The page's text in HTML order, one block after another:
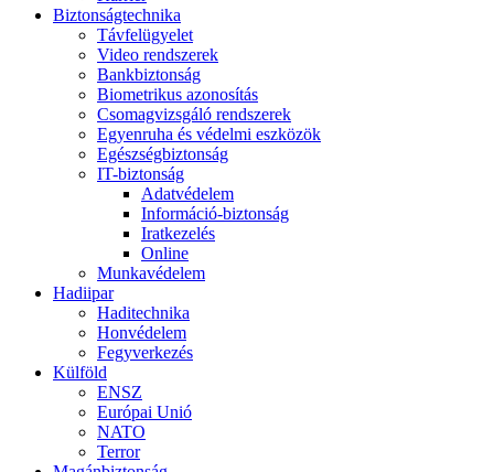
Biztonságtechnika
Távfelügyelet
Video rendszerek
Bankbiztonság
Biometrikus azonosítás
Csomagvizsgáló rendszerek
Egyenruha és védelmi eszközök
Egészségbiztonság
IT-biztonság
Adatvédelem
Információ-biztonság
Iratkezelés
Online
Munkavédelem
Hadiipar
Haditechnika
Honvédelem
Fegyverkezés
Külföld
ENSZ
Európai Unió
NATO
Terror